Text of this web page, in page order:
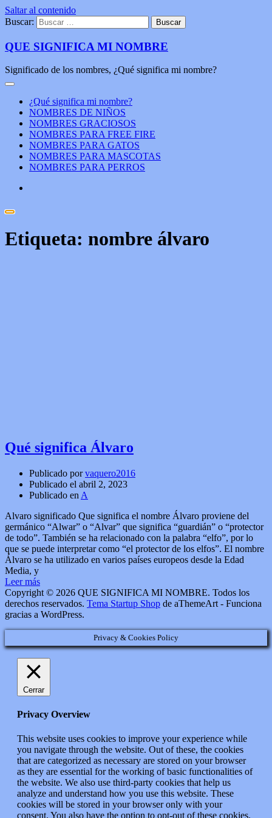
Saltar al contenido
Buscar:
QUE SIGNIFICA MI NOMBRE
Significado de los nombres, ¿Qué significa mi nombre?
¿Qué significa mi nombre?
NOMBRES DE NIÑOS
NOMBRES GRACIOSOS
NOMBRES PARA FREE FIRE
NOMBRES PARA GATOS
NOMBRES PARA MASCOTAS
NOMBRES PARA PERROS
Etiqueta: nombre álvaro
Qué significa Álvaro
Publicado porvaquero2016
Publicado el abril 2, 2023
Publicado en A
Alvaro significado Que significa el nombre Álvaro proviene del
germánico “Alwar” o “Alvar” que significa “guardián” o “protector
de todo”. También se ha relacionado con la palabra “elfo”, por lo
que se puede interpretar como “el protector de los elfos”. El nombre
Álvaro se ha utilizado en varios países europeos desde la Edad
Media, y
Leer más
Copyright © 2026 QUE SIGNIFICA MI NOMBRE. Todos los
derechos reservados. Tema Startup Shop de aThemeArt - Funciona
gracias a WordPress.
Privacy & Cookies Policy
Cerrar
Privacy Overview
This website uses cookies to improve your experience while
you navigate through the website. Out of these, the cookies
that are categorized as necessary are stored on your browser
as they are essential for the working of basic functionalities of
the website. We also use third-party cookies that help us
analyze and understand how you use this website. These
cookies will be stored in your browser only with your
consent. You also have the option to opt-out of these cookies.